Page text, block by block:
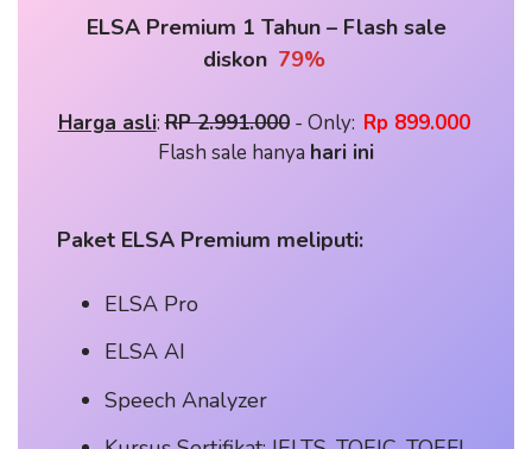
ELSA Premium 1 Tahun – Flash sale
diskon 79%
Harga asli: RP 2.991.000 - Only: Rp 899.000
Flash sale hanya hari ini
Paket ELSA Premium meliputi:
ELSA Pro
ELSA AI
Speech Analyzer